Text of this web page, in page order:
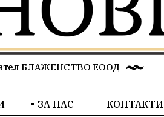
БЛАЖЕНСТВО ЕООД
ЗА НАС КОНТАКТИ